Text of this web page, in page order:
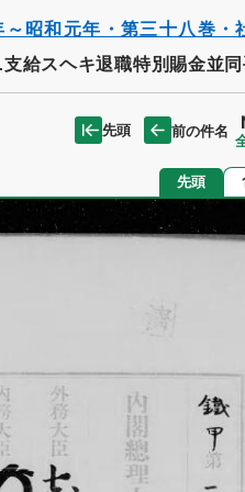
昭和元年・第三十八巻
給スヘキ退職特別賜金並
先頭 前の件名
先頭 ペ